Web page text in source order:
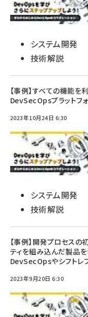
システム開発
技術解説
【事例】すべての機能を
DevSecOpsプラットフ
2023年10月24日 6:30
システム開発
技術解説
【事例】開発プロセスの
ティを組み込んだ製品
DevSecOpsやシフトレ
2023年9月20日 6:30